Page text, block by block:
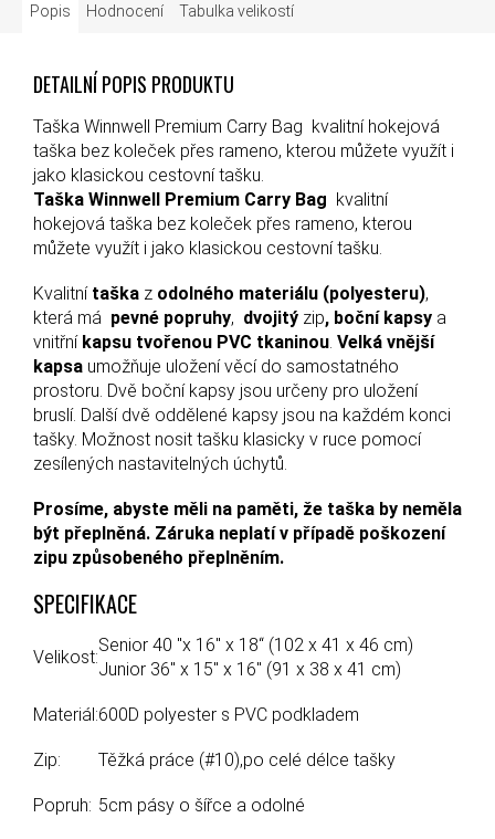
Popis Hodnocení Tabulka velikostí
DETAILNÍ POPIS PRODUKTU
Taška Winnwell Premium Carry Bag kvalitní hokejová
taška bez koleček přes rameno, kterou můžete využít i
jako klasickou cestovní tašku.
Taška Winnwell Premium Carry Bag kvalitní
hokejová taška bez koleček přes rameno, kterou
můžete využít i jako klasickou cestovní tašku.
Kvalitní taška z odolného materiálu (polyesteru),
která má pevné popruhy, dvojitý zip, boční kapsy a
vnitřní kapsu tvořenou PVC tkaninou Velká vnější
kapsa umožňuje uložení věcí do samostatného
prostoru. Dvě boční kapsy jsou určeny pro uložení
bruslí. Další dvě oddělené kapsy jsou na každém konci
tašky. Možnost nosit tašku klasicky v ruce pomocí
zesílených nastavitelných úchytů.
Prosíme, abyste měli na paměti, že taška by neměla
být přeplněná. Záruka neplatí v případě poškození
zipu způsobeného přeplněním.
SPECIFIKACE
Velikost:
Senior 40 "x 16" x 18“ (102 x 41 x 46 cm)
Junior 36" x 15" x 16" (91 x 38 x 41 cm)
Materiál:600D polyester s PVC podkladem
Zip: Těžká práce (#10),po celé délce tašky
Popruh: 5cm pásy o šířce a odolné